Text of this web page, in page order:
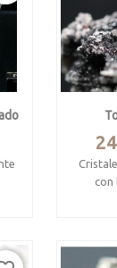
con